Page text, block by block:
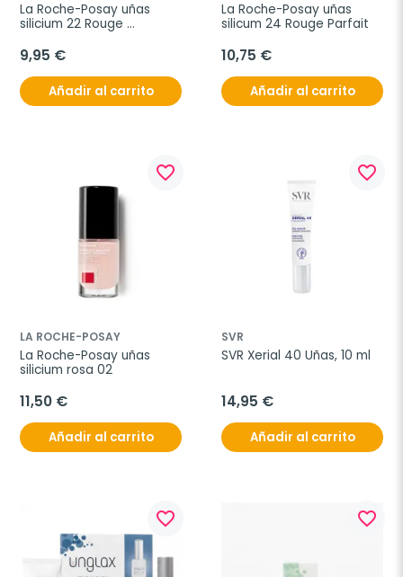
La Roche-Posay uñas
silicium 22 Rouge
9,95 €
Añadir al carrito
La Roche-Posay uñas
silicum 24 Rouge Parfait
10,75 €
Añadir al carrito
favorite_border
LA ROCHE-POSAY
La Roche-Posay uñas
silicium rosa 02
11,50 €
Añadir al carrito
favorite_border
SVR
SVR Xerial 40 Uñas, 10 ml
14,95 €
Añadir al carrito
favorite_border favorite_border